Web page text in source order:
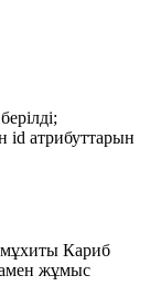
id атрибуттарын
Кариб
жұмыс